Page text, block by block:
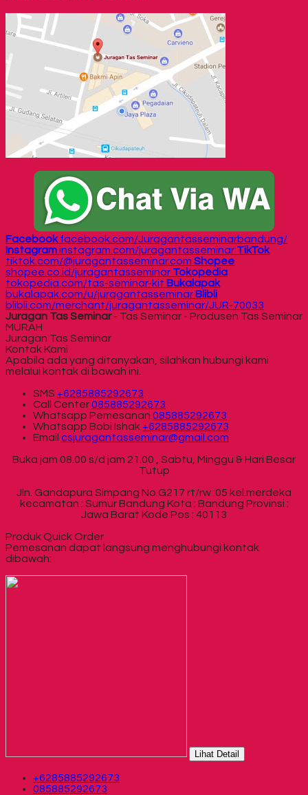
Facebook facebook.com/Juragantasseminarbandung/
Instagraminstagram.com/juragantasseminar TikTok
tiktok.com/@juragantasseminar.com Shopee
shopee.co.id/juragantasseminar Tokopedia
tokopedia.com/tas-seminar-kit Bukalapak
bukalapak.com/u/juragantasseminar Blibli
blibli.com/merchant/juragantasseminar/JUR-70033
Juragan Tas Seminar- Tas Seminar - Produsen Tas Seminar
MURAH
Juragan Tas Seminar
Kontak Kami
Apabila ada yang ditanyakan, silahkan hubungi kami
melalui kontak di bawah ini.
SMS +6285885292673
Call Center085885292673
Whatsapp Pemesanan 085885292673
Whatsapp Bobi Ishak +6285885292673
Email csjuragantasseminar@gmail.com
Buka jam 08.00 s/d jam 21.00 , Sabtu, Minggu & Hari Besar
Tutup
Jln. Gandapura Simpang No.G217 rt/rw :05 kel.merdeka
kecamatan : Sumur Bandung Kota : Bandung Provinsi :
Jawa Barat Kode Pos : 40113
Produk Quick Order
Pemesanan dapat langsung menghubungi kontak
dibawah:
Lihat Detail
+6285885292673
085885292673